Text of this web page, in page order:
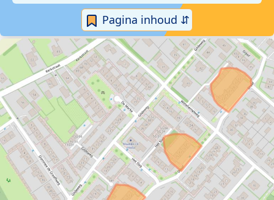
Pagina inhoud ⇵